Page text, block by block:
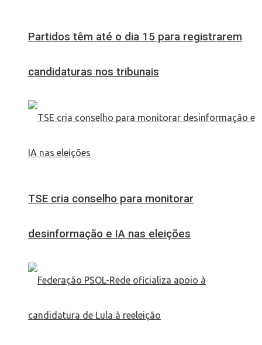
Partidos têm até o dia 15 para registrarem
candidaturas nos tribunais
TSE cria conselho para monitorar
desinformação e IA nas eleições